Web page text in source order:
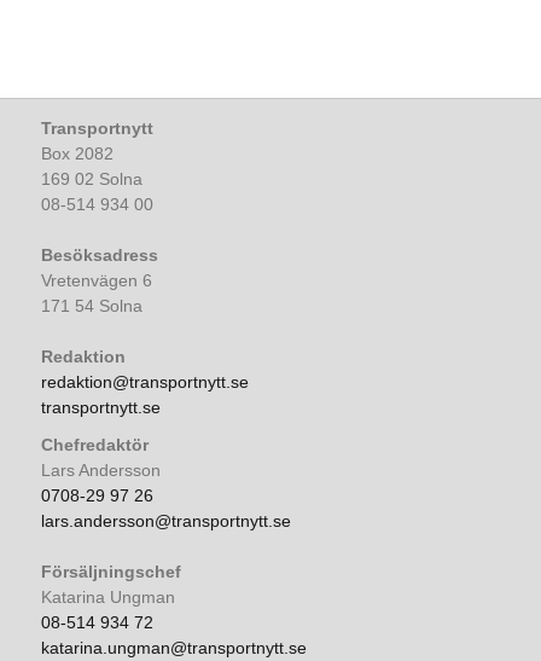
Transportnytt
Box 2082
169 02 Solna
08-514 934 00
Besöksadress
Vretenvägen 6
171 54 Solna
Redaktion
redaktion@transportnytt.se
transportnytt.se
Chefredaktör
Lars Andersson
0708-29 97 26
lars.andersson@transportnytt.se
Försäljningschef
Katarina Ungman
08-514 934 72
katarina.ungman@transportnytt.se